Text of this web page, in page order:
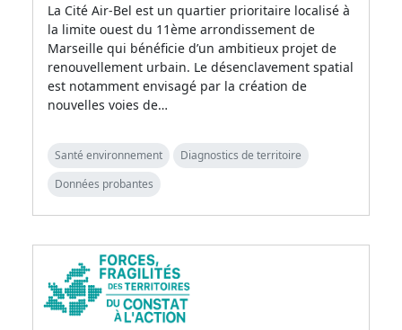
La Cité Air-Bel est un quartier prioritaire localisé à
la limite ouest du 11ème arrondissement de
Marseille qui bénéficie d’un ambitieux projet de
renouvellement urbain. Le désenclavement spatial
est notamment envisagé par la création de
nouvelles voies de…
Santé environnement
Diagnostics de territoire
Données probantes